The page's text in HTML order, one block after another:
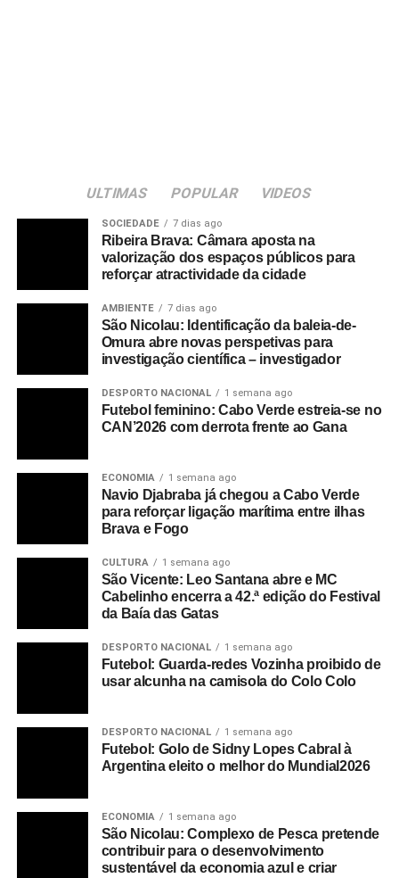
Futebol/Campeonato CV: Jogos da última jornada
agendados para sábado à mesma hora
DON'T MISS
Xadrez: José Carlos Vaz e Deise Pereira
conquistam Taça de Cabo Verde e campeonato
nacional feminino
ULTIMAS POPULAR VIDEOS
SOCIEDADE 7 dias ago
Ribeira Brava: Câmara aposta na
valorização dos espaços públicos para
reforçar atractividade da cidade
AMBIENTE 7 dias ago
São Nicolau: Identificação da baleia-de-
Omura abre novas perspetivas para
investigação científica – investigador
DESPORTO NACIONAL 1 semana ago
Futebol feminino: Cabo Verde estreia-se no
CAN’2026 com derrota frente ao Gana
ECONOMIA 1 semana ago
Navio Djabraba já chegou a Cabo Verde
para reforçar ligação marítima entre ilhas
Brava e Fogo
CULTURA 1 semana ago
São Vicente: Leo Santana abre e MC
Cabelinho encerra a 42.ª edição do Festival
da Baía das Gatas
DESPORTO NACIONAL 1 semana ago
Futebol: Guarda-redes Vozinha proibido de
usar alcunha na camisola do Colo Colo
DESPORTO NACIONAL 1 semana ago
Futebol: Golo de Sidny Lopes Cabral à
Argentina eleito o melhor do Mundial2026
ECONOMIA 1 semana ago
São Nicolau: Complexo de Pesca pretende
contribuir para o desenvolvimento
sustentável da economia azul e criar